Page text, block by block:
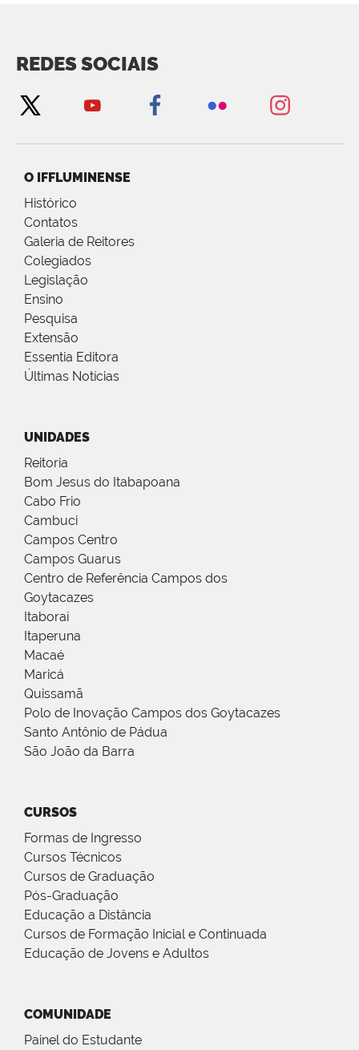
REDES SOCIAIS
O IFFLUMINENSE
Histórico
Contatos
Galeria de Reitores
Colegiados
Legislação
Ensino
Pesquisa
Extensão
Essentia Editora
Últimas Notícias
UNIDADES
Reitoria
Bom Jesus do Itabapoana
Cabo Frio
Cambuci
Campos Centro
Campos Guarus
Centro de Referência Campos dos
Goytacazes
Itaboraí
Itaperuna
Macaé
Maricá
Quissamã
Polo de Inovação Campos dos Goytacazes
Santo Antônio de Pádua
São João da Barra
CURSOS
Formas de Ingresso
Cursos Técnicos
Cursos de Graduação
Pós-Graduação
Educação a Distância
Cursos de Formação Inicial e Continuada
Educação de Jovens e Adultos
COMUNIDADE
Painel do Estudante